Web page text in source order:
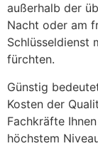
außerhalb der
Nacht oder am
Schlüsseldienst
fürchten.
Günstig
Kosten der
Fachkräfte
höchstem